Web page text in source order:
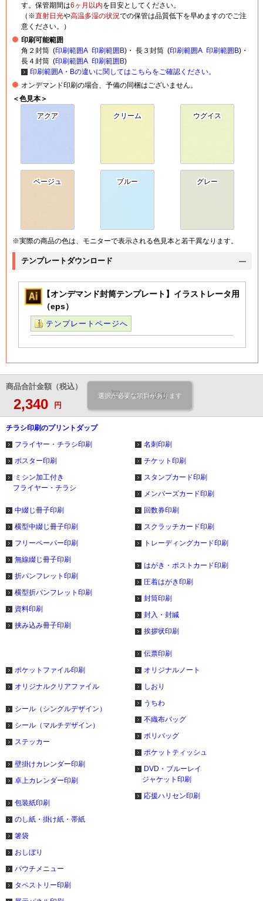
す。保管期間は6ヶ月以内を目安としてください。
（※直射日光や高温多湿の状況での保管は品質低下を早めますのでご注
意ください。）
印刷可能範囲
角２封筒 (印刷範囲A 印刷範囲B)・ 長３封筒 (印刷範囲A 印刷範囲B)・
長４封筒 (印刷範囲A 印刷範囲B)
印刷範囲A・Bの違いに関してはこちらをご確認ください。
オンデマンド印刷の場合、予備の同梱はございません。
＜色見本＞
アクア クリーム ウグイス
ベージュ ブルー グレー
※実際の商品の色は、モニターで表示される色見本と若干異なります。
テンプレートダウンロード
【オンデマンド封筒テンプレート】イラストレータ用
（eps）
テンプレートページへ
商品合計金額（税込）
2,340 円
カートに追加
選択が必要な項目があります
チラシ印刷のプリントダップ
フライヤー・チラシ印刷
ポスター印刷
ミシン加工付き
フライヤー・チラシ
中綴じ冊子印刷
横型中綴じ冊子印刷
フリーペーパー印刷
無線綴じ冊子印刷
折パンフレット印刷
横型折パンフレット印刷
資料印刷
挟み込み冊子印刷
名刺印刷
チケット印刷
スタンプカード印刷
メンバーズカード印刷
回数券印刷
スクラッチカード印刷
トレーディングカード印刷
はがき・ポストカード印刷
圧着はがき印刷
封筒印刷
封入・封緘
挨拶状印刷
伝票印刷
ポケットファイル印刷
オリジナルクリアファイル
シール（シングルデザイン）
シール（マルチデザイン）
ステッカー
壁掛けカレンダー印刷
卓上カレンダー印刷
包装紙印刷
のし紙・掛け紙・帯紙
箸袋
おしぼり
パウチメニュー
オリジナルノート
しおり
うちわ
不織布バッグ
ポリバッグ
ポケットティッシュ
DVD・ブルーレイ
ジャケット印刷
応援ハリセン印刷
タペストリー印刷